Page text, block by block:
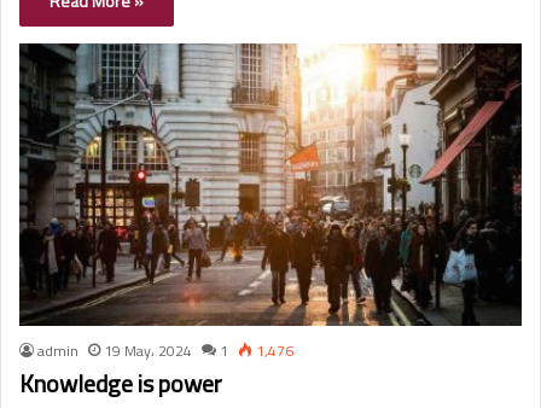
admin 19 May، 2024 1 1,476
Knowledge is power